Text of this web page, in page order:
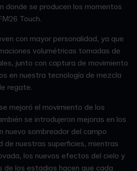
donde se producen los momentos
Touch.
con mayor personalidad, ya que
volumétricas tomadas de
junto con captura de movimiento
en nuestra tecnología de mezcla
regate.
mejoró el movimiento de los
se introdujeron mejoras en los
nuevo sombreador del campo
de nuestras superficies, mientras
los nuevos efectos del cielo y
de los estadios hacen que cada